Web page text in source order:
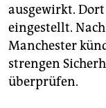
ausgewirkt.
eingestellt.
Manchester
strengen
überprüfen.